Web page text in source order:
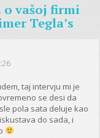
o vašoj firmi
Tegla’s
taj intervju mi je
se desi da
pola sata deluje kao
do sada, i